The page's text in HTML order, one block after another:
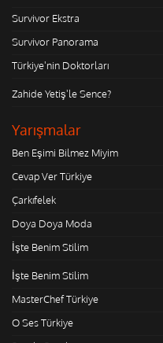
Survivor Ekstra
Survivor Panorama
Türkiye'nin Doktorları
Zahide Yetiş'le Sence?
Yarışmalar
Ben Eşimi Bilmez Miyim
Cevap Ver Türkiye
Çarkıfelek
Doya Doya Moda
İşte Benim Stilim
İşte Benim Stilim
MasterChef Türkiye
O Ses Türkiye